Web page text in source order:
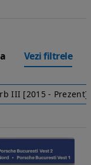
Vezi filtrele
III [2015 - Prezent]